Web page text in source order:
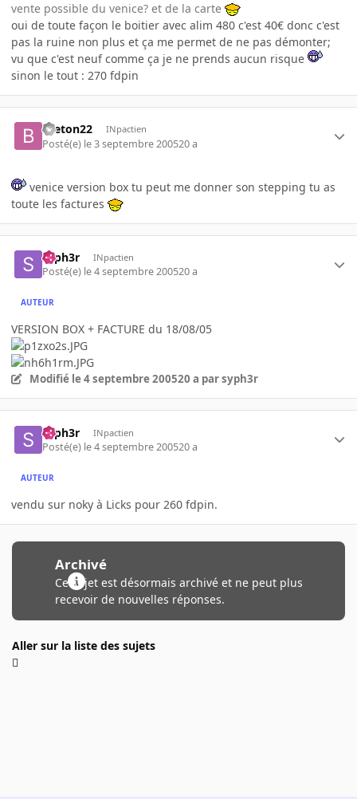
vente possible du venice? et de la carte
oui de toute façon le boitier avec alim 480 c'est 40€ donc c'est
pas la ruine non plus et ça me permet de ne pas démonter;
vu que c'est neuf comme ça je ne prends aucun risque
sinon le tout : 270 fdpin
breton22 INpactien
Posté(e) le 3 septembre 200520 a
venice version box tu peut me donner son stepping tu as
toute les factures
syph3r INpactien
Posté(e) le 4 septembre 200520 a
AUTEUR
VERSION BOX + FACTURE du 18/08/05
Modifié le 4 septembre 200520 a par syph3r
syph3r INpactien
Posté(e) le 4 septembre 200520 a
AUTEUR
vendu sur noky à Licks pour 260 fdpin.
Archivé
Ce sujet est désormais archivé et ne peut plus
recevoir de nouvelles réponses.
Aller sur la liste des sujets